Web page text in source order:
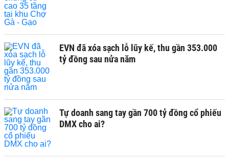
EVN đã xóa sạch lỗ lũy kế, thu gần 353.000
tỷ đồng sau nửa năm
Tự doanh sang tay gần 700 tỷ đồng cổ phiếu
DMX cho ai?